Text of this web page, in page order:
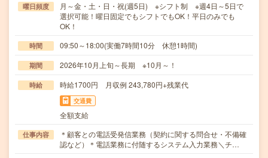
曜日頻度
月～金・土・日・祝(週5日) ※シフト制 ※週4日～5日で
選択可能！曜日固定でもシフトでもOK！平日のみでも
OK！
時間 09:50～18:00(実働7時間10分 休憩1時間)
期間 2026年10月上旬～長期 ※10月～！
時給 時給1700円 月収例 243,780円+残業代
交通費
全額支給
仕事内容
＊顧客との電話受発信業務（契約に関する問合せ・不備確
認など）＊電話業務に付随するシステム入力業務＼チ…